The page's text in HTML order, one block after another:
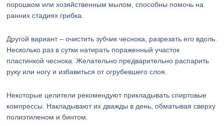
порошком или хозяйственным мылом, способны помочь на
ранних стадиях грибка.
Другой вариант – очистить зубчик чеснока, разрезать его вдоль.
Несколько раз в сутки натирать пораженный участок
пластинкой чеснока. Желательно предварительно распарить
руку или ногу и избавиться от огрубевшего слоя.
Некоторые целители рекомендуют прикладывать спиртовые
компрессы. Накладывают их дважды в день, обматывая сверху
полиэтиленом и бинтом.